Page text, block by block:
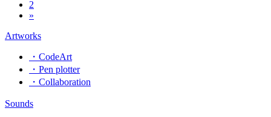
2
»
Artworks
・CodeArt
・Pen plotter
・Collaboration
Sounds